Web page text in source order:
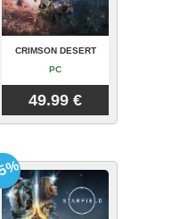
CRIMSON DESERT
PC
49.99 €